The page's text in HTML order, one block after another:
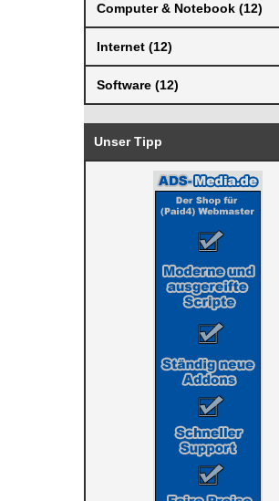
Computer & Notebook (12)
Internet (12)
Software (12)
Unser Tipp